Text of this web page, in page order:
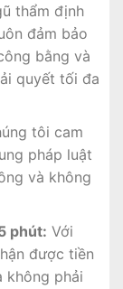
thẩm định
đảm bảo
bằng và
quyết tối đa
tôi cam
pháp luật
và không
phút: Với
được tiền
không phải